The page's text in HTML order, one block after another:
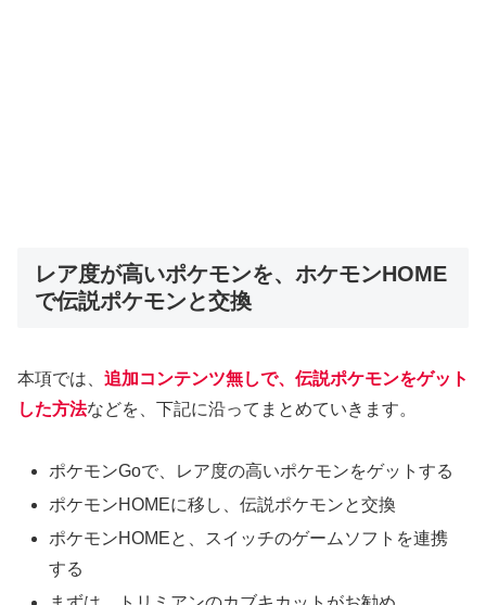
レア度が高いポケモンを、ホケモンHOME
で伝説ポケモンと交換
本項では、 追加コンテンツ無しで、伝説ポケモンをゲット
した方法などを、下記に沿ってまとめていきます。
ポケモンGoで、レア度の高いポケモンをゲットする
ポケモンHOMEに移し、伝説ポケモンと交換
ポケモンHOMEと、スイッチのゲームソフトを連携
する